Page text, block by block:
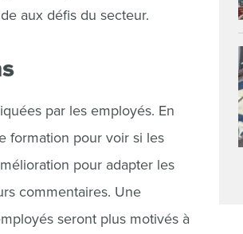
aux défis du secteur.
par les employés. En
formation pour voir si les
pour adapter les
commentaires. Une
seront plus motivés à